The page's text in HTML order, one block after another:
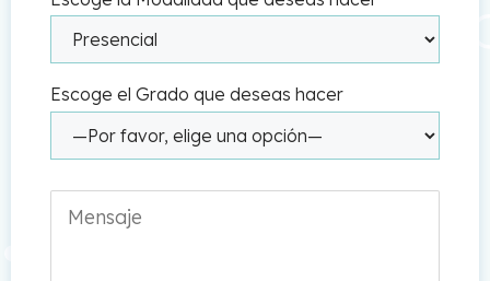
Escoge el Grado que deseas hacer